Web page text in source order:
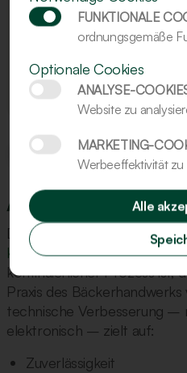
Previous
Abschließend
Die Entwicklung der
Zufalt-
KVTOzeigt, dass Innovation
kontinuierlicher Prozess ist,
Praxis des
technische Verbesserung –
elektronisch – zielt auf:
Zuverlässigkeit
FUNKTIONALE
ordnungsgemäße
Optionale Cookies
ANALYSE-
Website zu
MARKETING-
Werbeeffektivität zu
Alle